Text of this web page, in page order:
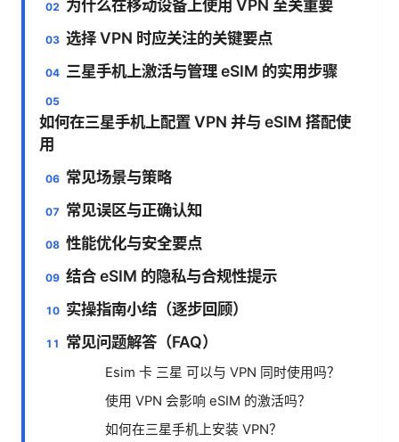
为什么在移动设备上使用 VPN 至关重要
选择 VPN 时应关注的关键要点
三星手机上激活与管理 eSIM 的实用步骤
如何在三星手机上配置 VPN 并与 eSIM 搭配使
用
常见场景与策略
常见误区与正确认知
性能优化与安全要点
结合 eSIM 的隐私与合规性提示
实操指南小结（逐步回顾）
常见问题解答（FAQ）
Esim 卡 三星 可以与 VPN 同时使用吗？
使用 VPN 会影响 eSIM 的激活吗？
如何在三星手机上安装 VPN？